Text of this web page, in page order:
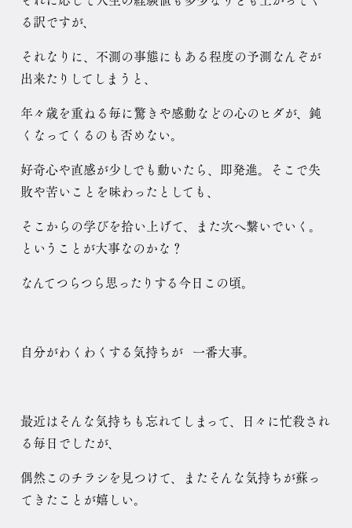
る訳ですが、
それなりに、不測の事態にもある程度の予測なんぞが
出来たりしてしまうと、
年々歳を重ねる毎に驚きや感動などの心のヒダが、鈍
くなってくるのも否めない。
好奇心や直感が少しでも動いたら、即発進。そこで失
敗や苦いことを味わったとしても、
そこからの学びを拾い上げて、また次へ繋いでいく。
ということが大事なのかな？
なんてつらつら思ったりする今日この頃。
自分がわくわくする気持ちが 一番大事。
最近はそんな気持ちも忘れてしまって、日々に忙殺され
る毎日でしたが、
偶然このチラシを見つけて、またそんな気持ちが蘇っ
てきたことが嬉しい。